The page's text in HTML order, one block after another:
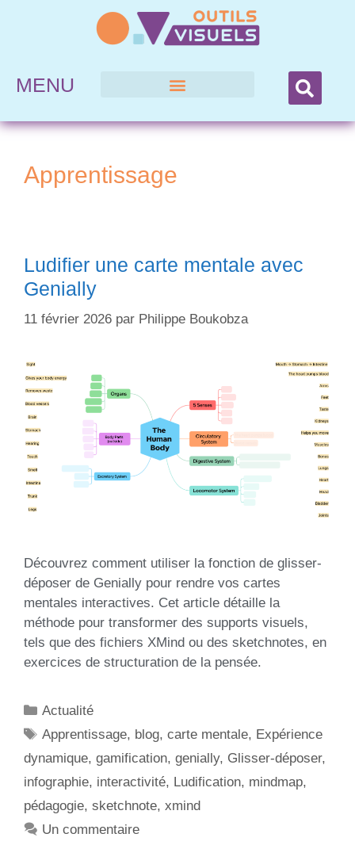
MENU
Apprentissage
Ludifier une carte mentale avec
Genially
11 février 2026 par Philippe Boukobza
Découvrez comment utiliser la fonction de glisser-
déposer de Genially pour rendre vos cartes
mentales interactives. Cet article détaille la
méthode pour transformer des supports visuels,
tels que des fichiers XMind ou des sketchnotes, en
exercices de structuration de la pensée.
Actualité
Apprentissage, blog,carte mentale, Expérience
dynamique, gamification, genially, Glisser-déposer,
infographie, interactivité, Ludification, mindmap,
pédagogie, sketchnote, xmind
Un commentaire